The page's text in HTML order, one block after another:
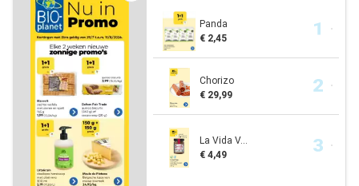
Panda
€ 2,45
Chorizo
€ 29,99
La Vida V...
€ 4,49